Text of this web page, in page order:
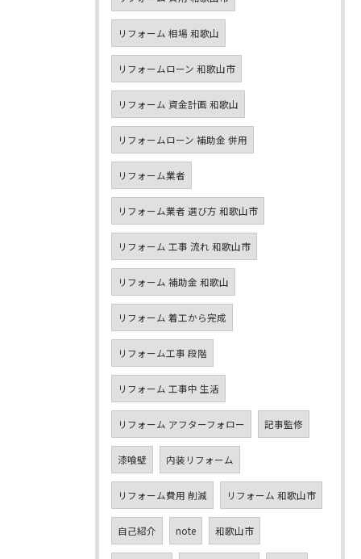
リフォーム 相場 和歌山
リフォームローン 和歌山市
リフォーム 資金計画 和歌山
リフォームローン 補助金 併用
リフォーム業者
リフォーム業者 選び方 和歌山市
リフォーム 工事 流れ 和歌山市
リフォーム 補助金 和歌山
リフォーム 着工から完成
リフォーム工事 段階
リフォーム 工事中 生活
リフォーム アフターフォロー 記事監修
漆喰壁 内装リフォーム
リフォーム費用 削減 リフォーム 和歌山市
自己紹介 note 和歌山市